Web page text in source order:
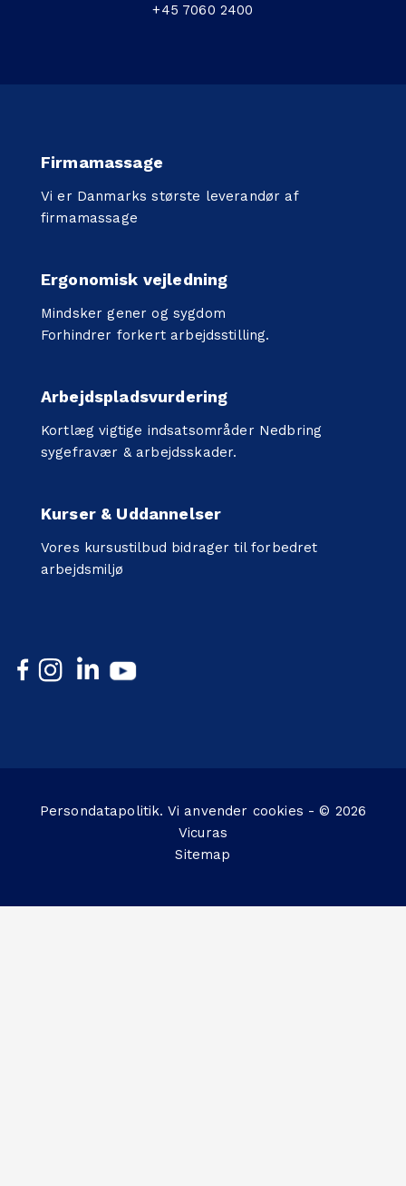
+45 7060 2400
Firmamassage
Vi er Danmarks største leverandør af
firmamassage
Ergonomisk vejledning
Mindsker gener og sygdom
Forhindrer forkert arbejdsstilling.
Arbejdspladsvurdering
Kortlæg vigtige indsatsområder Nedbring
sygefravær & arbejdsskader.
Kurser & Uddannelser
Vores kursustilbud bidrager til forbedret
arbejdsmiljø
Persondatapolitik. Vi anvender cookies - © 2026
Vicuras
Sitemap